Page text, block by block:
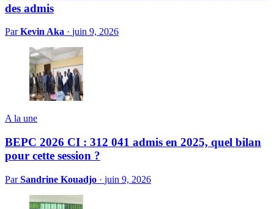
des admis
ParKevin Aka · juin 9, 2026
A la une
BEPC 2026 CI : 312 041 admis en 2025, quel bilan
pour cette session ?
ParSandrine Kouadjo · juin 9, 2026